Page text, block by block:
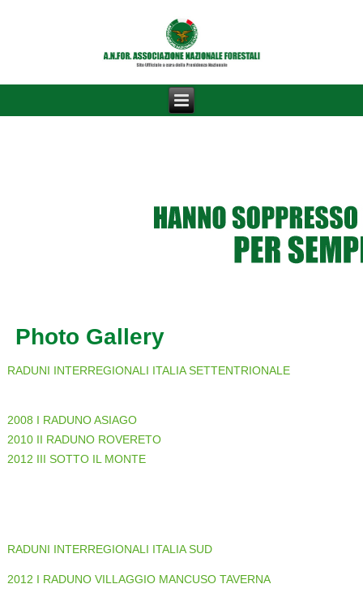
Photo Gallery
RADUNI INTERREGIONALI ITALIA SETTENTRIONALE
2008 I RADUNO ASIAGO
2010 II RADUNO ROVERETO
2012 III SOTTO IL MONTE
RADUNI INTERREGIONALI ITALIA SUD
2012 I RADUNO VILLAGGIO MANCUSO TAVERNA